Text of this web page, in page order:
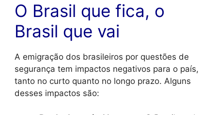
O Brasil que fica, o
Brasil que vai
A emigração dos brasileiros por questões de
segurança tem impactos negativos para o país,
tanto no curto quanto no longo prazo. Alguns
desses impactos são: